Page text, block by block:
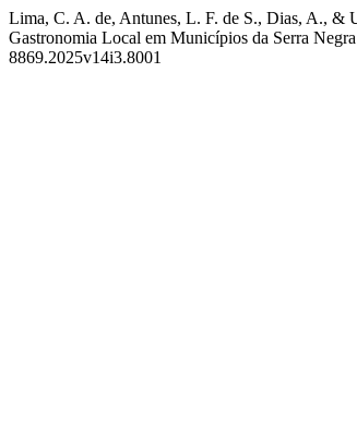
Lima, C. A. de, Antunes, L. F. de S., Dias, A., &
Gastronomia Local em Municípios da Serra
8869.2025v14i3.8001